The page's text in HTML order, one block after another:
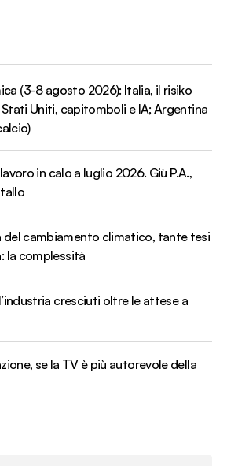
(3-8 agosto 2026): Italia, il risiko
Uniti, capitomboli e IA; Argentina
in calo a luglio 2026. Giù P.A.,
del cambiamento climatico, tante tesi
la complessità
cresciuti oltre le attese a
se la TV è più autorevole della